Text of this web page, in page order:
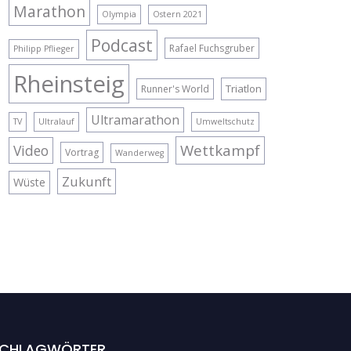
Marathon Olympia Ostern 2021
Philipp Pflieger Podcast Rafael Fuchsgruber
Rheinsteig Runner's World Triatlon
TV Ultralauf Ultramarathon Umweltschutz
Video Vortrag Wanderweg Wettkampf
Wüste Zukunft